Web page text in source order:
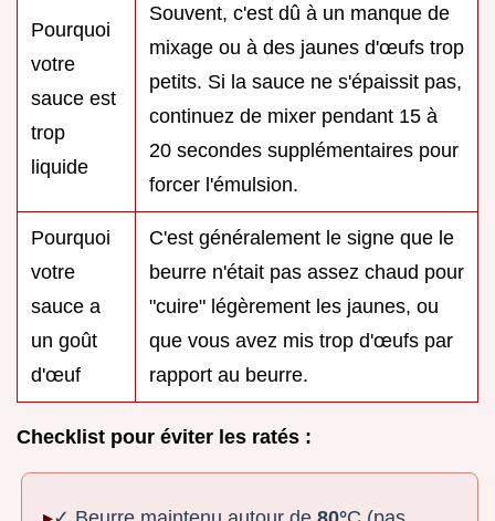
Pourquoi
votre
sauce est
trop
liquide
Souvent, c'est dû à un manque de
mixage ou à des jaunes d'œufs trop
petits. Si la sauce ne s'épaissit pas,
continuez de mixer pendant 15 à
20 secondes supplémentaires pour
forcer l'émulsion.
Pourquoi
votre
sauce a
un goût
d'œuf
C'est généralement le signe que le
beurre n'était pas assez chaud pour
"cuire" légèrement les jaunes, ou
que vous avez mis trop d'œufs par
rapport au beurre.
Checklist pour éviter les ratés :